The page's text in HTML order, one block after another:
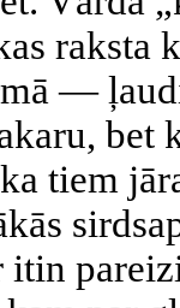
raksta
—
bet
tiem